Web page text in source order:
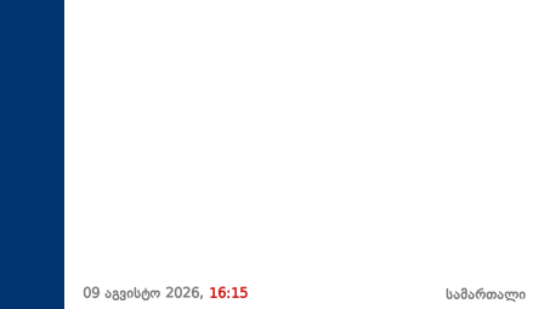
09 აგვისტო 2026, 16:15 სამართალი